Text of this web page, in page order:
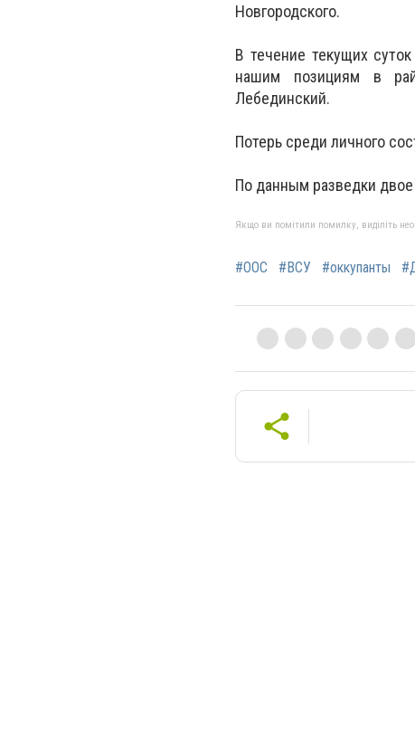
Новгородского.
В течение текущих
нашим позициям в
Лебединский.
Потерь среди личного
По данным разведки
Якщо ви помітили помилку, виділіть
#ООС #ВСУ #оккупанты